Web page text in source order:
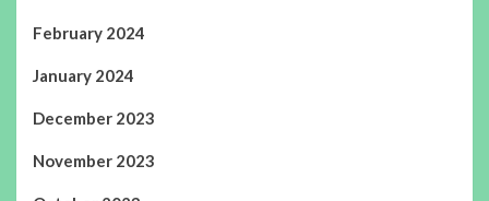
February 2024
January 2024
December 2023
November 2023